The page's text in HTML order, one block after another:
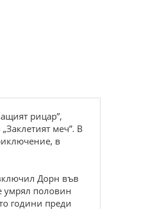
рицар”,
меч”. В
в
Дорн във
умрял половин
години преди